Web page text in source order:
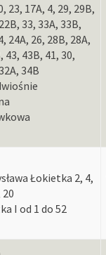
23, 17A, 4, 29, 29B,
33, 33A, 33B,
24A, 26, 28B, 28A,
43, 43B, 41, 30,
34B
Łokietka 2, 4,
20
I od 1 do 52